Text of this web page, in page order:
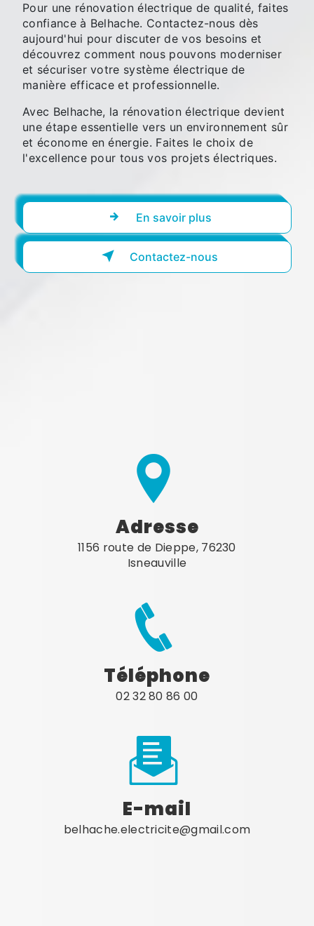
Pour une rénovation électrique de qualité, faites
confiance à Belhache. Contactez-nous dès
aujourd'hui pour discuter de vos besoins et
découvrez comment nous pouvons moderniser
et sécuriser votre système électrique de
manière efficace et professionnelle.
Avec Belhache, la rénovation électrique devient
une étape essentielle vers un environnement sûr
et économe en énergie. Faites le choix de
l'excellence pour tous vos projets électriques.
En savoir plus
Contactez-nous
Adresse
1156 route de Dieppe, 76230
Isneauville
Téléphone
02 32 80 86 00
E-mail
belhache.electricite@gmail.com